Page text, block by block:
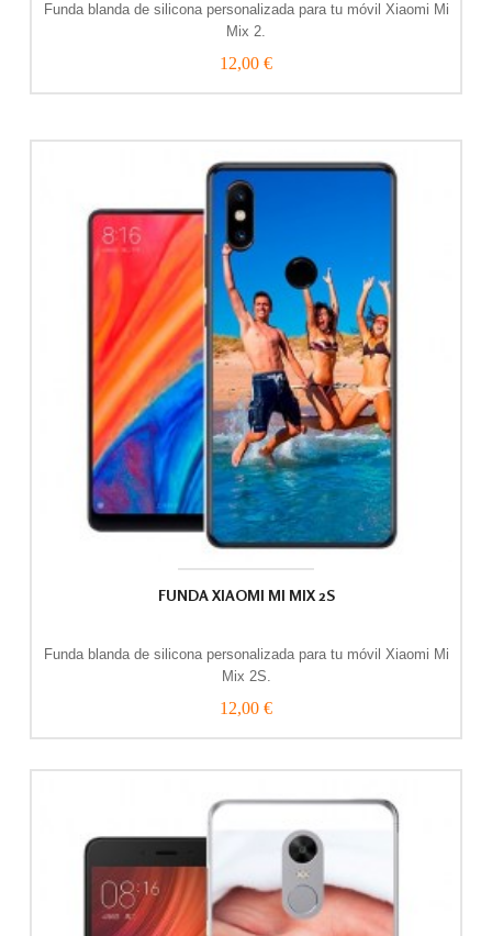
Funda blanda de silicona personalizada para tu móvil Xiaomi Mi
Mix 2.
12,00 €
FUNDA XIAOMI MI MIX 2S
Funda blanda de silicona personalizada para tu móvil Xiaomi Mi
Mix 2S.
12,00 €